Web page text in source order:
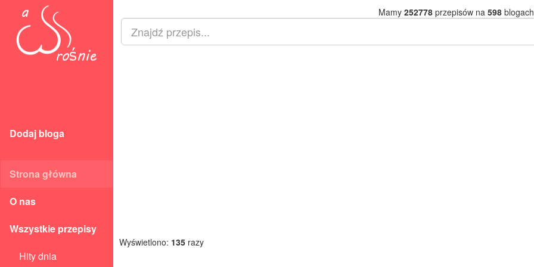
Dodaj bloga
Strona główna
O nas
Wszystkie przepisy
Hity dnia
Mamy 252778przepisów na 598
Wyświetlono: 135 razy